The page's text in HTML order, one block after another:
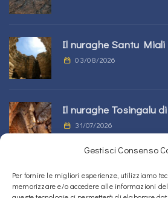
Gestisci Consenso
Per fornire le migliori esperienze, utilizziamo
memorizzare e/o accedere alle informazioni
Il nuraghe Santu Miali
03/08/2026
Il nuraghe Tosingalu
31/07/2026
La tomba di giganti
Tortolì